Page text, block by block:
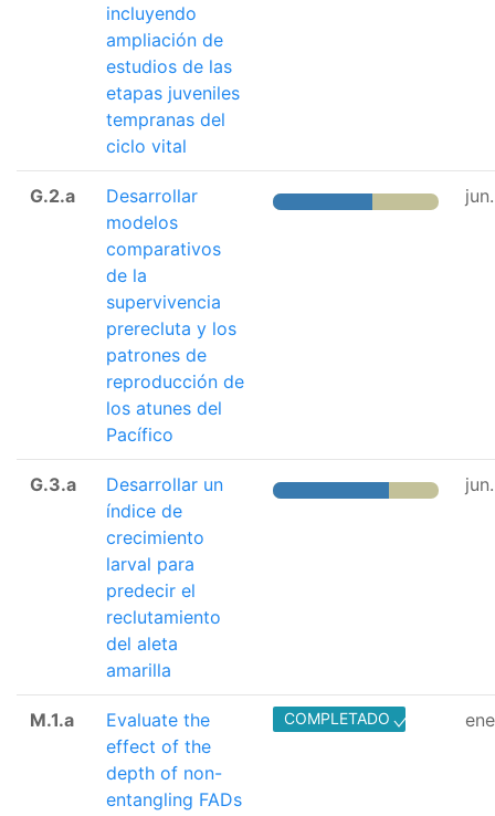
incluyendo
ampliación de
estudios de las
etapas juveniles
tempranas del
ciclo vital
G.2.a
Desarrollar
modelos
comparativos
de la
supervivencia
prerecluta y los
patrones de
reproducción de
los atunes del
Pacífico
G.3.a
Desarrollar un
índice de
crecimiento
larval para
predecir el
reclutamiento
del aleta
amarilla
M.1.a
Evaluate the
effect of the
depth of non-
entangling FADs
COMPLETADO